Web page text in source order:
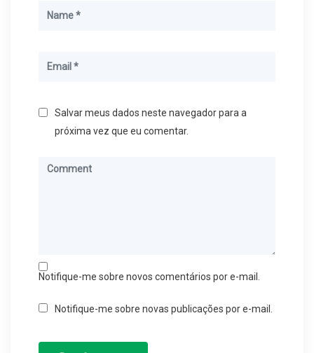
Salvar meus dados neste navegador para a
próxima vez que eu comentar.
Notifique-me sobre novos comentários por e-mail.
Notifique-me sobre novas publicações por e-mail.